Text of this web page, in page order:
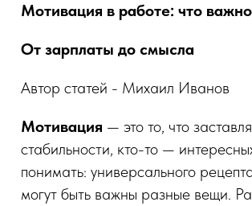
Мотивация в работе: что
От зарплаты до смысла
Автор статей - Михаил Иванов
Мотивация — это то, что
стабильности, кто-то —
понимать: универсального
могут быть важны разные вещи.